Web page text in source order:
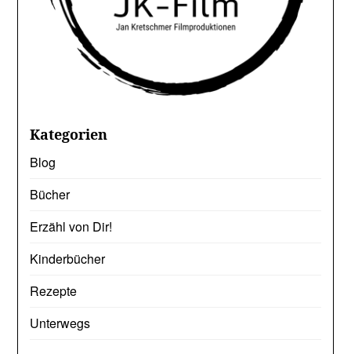
Kategorien
Blog
Bücher
Erzähl von Dir!
Kinderbücher
Rezepte
Unterwegs